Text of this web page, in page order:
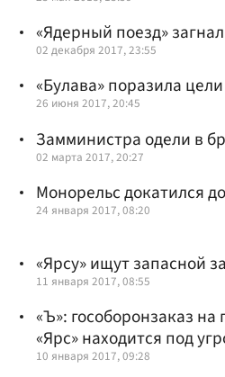
«Ядерный поезд»
02 декабря 2017, 23:55
«Булава» поразила
26 июня 2017, 20:45
Замминистра одели в
02 марта 2017, 20:27
Монорельс докатился
24 января 2017, 08:20
«Ярсу» ищут запасной
11 января 2017, 08:55
«Ъ»: гособоронзаказ
«Ярс» находится под
10 января 2017, 09:28